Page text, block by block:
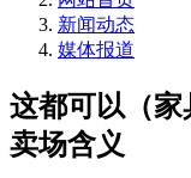
新闻动态
媒体报道
这都可以（
卖场含义